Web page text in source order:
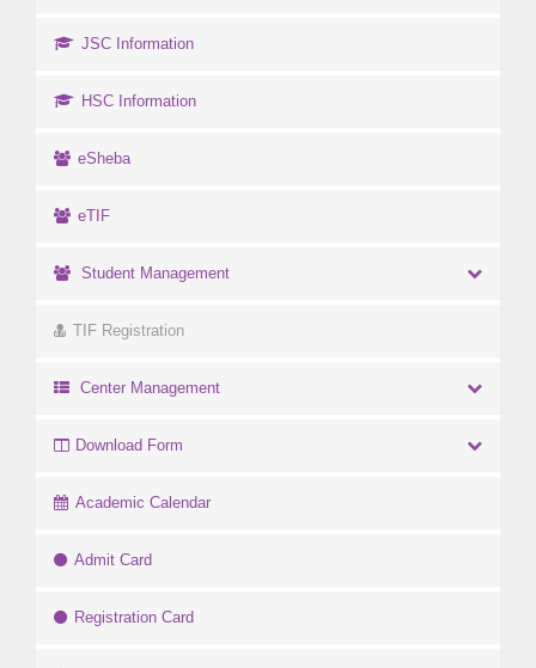
JSC Information
HSC Information
eSheba
eTIF
Student Management
TIF Registration
Center Management
Download Form
Academic Calendar
Admit Card
Registration Card